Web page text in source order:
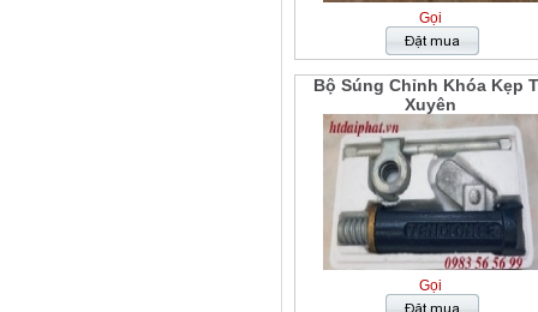
Gọi
Bộ Súng Chỉnh Khóa Kẹp
Xuyên
Gọi